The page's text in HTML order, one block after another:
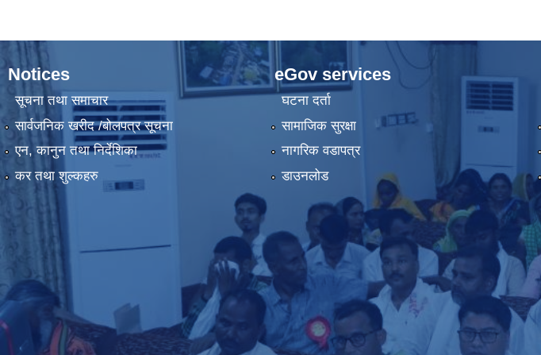
Notices
सूचना तथा समाचार
सार्वजनिक खरीद /बोलपत्र सूचना
एन, कानुन तथा निर्देशिका
कर तथा शुल्कहरु
eGov services
घटना दर्ता
सामाजिक सुरक्षा
नागरिक वडापत्र
डाउनलोड